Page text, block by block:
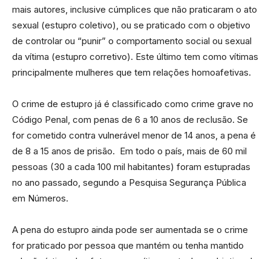
mais autores, inclusive cúmplices que não praticaram o ato
sexual (estupro coletivo), ou se praticado com o objetivo
de controlar ou “punir” o comportamento social ou sexual
da vítima (estupro corretivo). Este último tem como vítimas
principalmente mulheres que tem relações homoafetivas.
O crime de estupro já é classificado como crime grave no
Código Penal, com penas de 6 a 10 anos de reclusão. Se
for cometido contra vulnerável menor de 14 anos, a pena é
de 8 a 15 anos de prisão. Em todo o país, mais de 60 mil
pessoas (30 a cada 100 mil habitantes) foram estupradas
no ano passado, segundo a Pesquisa Segurança Pública
em Números.
A pena do estupro ainda pode ser aumentada se o crime
for praticado por pessoa que mantém ou tenha mantido